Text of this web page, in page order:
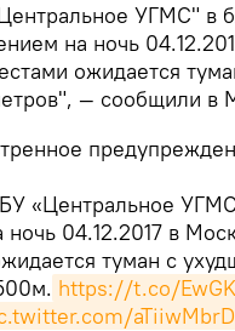
УГМС" в
на ночь
ожидается
— сообщили в
«Центральное
ночь 04.12.2017 в
туман с
https://t.co/